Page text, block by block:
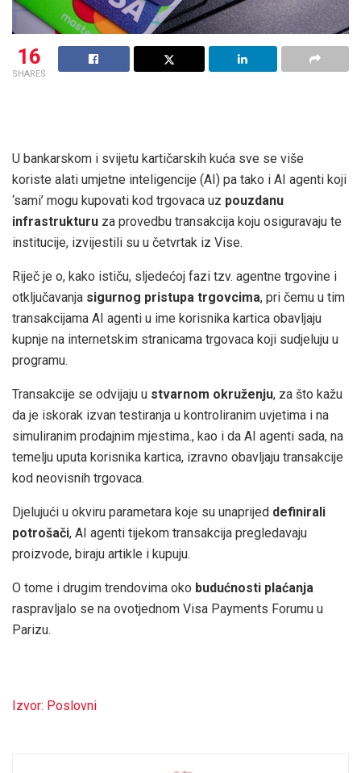
16
SHARES
U bankarskom i svijetu kartičarskih kuća sve se više
koriste alati umjetne inteligencije (AI) pa tako i AI agenti koji
‘sami’ mogu kupovati kod trgovaca uz pouzdanu
infrastrukturu za provedbu transakcija koju osiguravaju te
institucije, izvijestili su u četvrtak iz Vise.
Riječ je o, kako ističu, sljedećoj fazi tzv. agentne trgovine i
otključavanja sigurnog pristupa trgovcima, pri čemu u tim
transakcijama AI agenti u ime korisnika kartica obavljaju
kupnje na internetskim stranicama trgovaca koji sudjeluju u
programu.
Transakcije se odvijaju u stvarnom okruženju, za što kažu
da je iskorak izvan testiranja u kontroliranim uvjetima i na
simuliranim prodajnim mjestima., kao i da AI agenti sada, na
temelju uputa korisnika kartica, izravno obavljaju transakcije
kod neovisnih trgovaca.
Djelujući u okviru parametara koje su unaprijed definirali
potrošači, AI agenti tijekom transakcija pregledavaju
proizvode, biraju artikle i kupuju.
O tome i drugim trendovima oko budućnosti plaćanja
raspravljalo se na ovotjednom Visa Payments Forumu u
Parizu.
Izvor: Poslovni